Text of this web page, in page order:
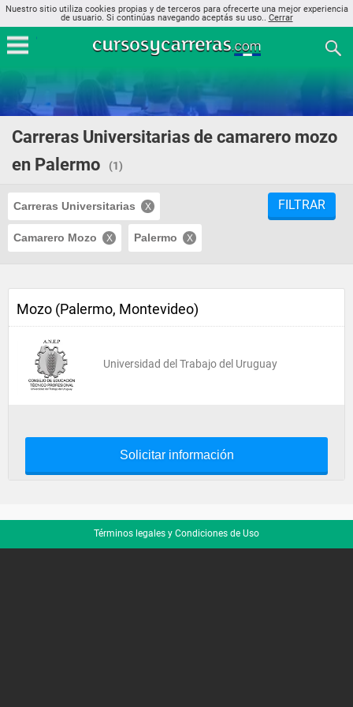
Nuestro sitio utiliza cookies propias y de terceros para ofrecerte una mejor experiencia
de usuario. Si continúas navegando aceptás su uso.. Cerrar
Carreras Universitarias de camarero mozo
en Palermo
(1)
Carreras Universitarias
Camarero Mozo Palermo
FILTRAR
Mozo (Palermo, Montevideo)
Universidad del Trabajo del Uruguay
Solicitar información
Términos legales y Condiciones de Uso